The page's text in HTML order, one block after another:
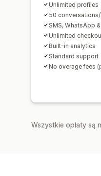
Unlimited profiles
50
SMS, WhatsApp
Unlimited
Built-in analytics
Standard support
No overage fees
Wszystkie opłaty są